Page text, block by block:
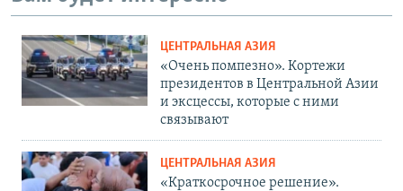
ЦЕНТРАЛЬНАЯ АЗИЯ
«Очень помпезно». Кортежи
президентов в Центральной Азии
и эксцессы, которые с ними
связывают
ЦЕНТРАЛЬНАЯ АЗИЯ
«Краткосрочное решение».